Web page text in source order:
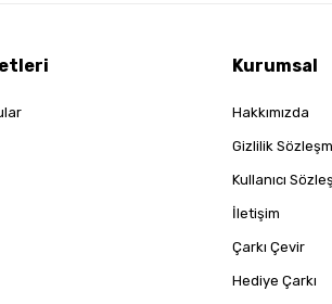
Kurumsal
Hakkımızda
Gizlilik
Kullanıcı
İletişim
Çarkı Çevir
Hediye Çarkı